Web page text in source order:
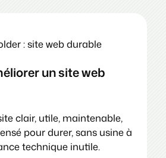
un site web
clair, utile, maintenable,
pour durer, sans usine à
technique inutile.